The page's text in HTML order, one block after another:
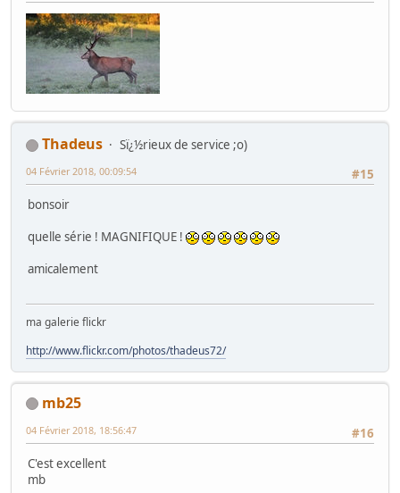
Thadeus
Sï¿½rieux de service ;o)
#15
04 Février 2018, 00:09:54
bonsoir
quelle série ! MAGNIFIQUE !
amicalement
ma galerie flickr
http://www.flickr.com/photos/thadeus72/
mb25
#16
04 Février 2018, 18:56:47
C'est excellent
mb